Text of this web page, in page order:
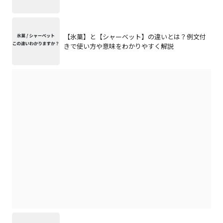
【氷菓】と【シャーベット】の違いとは？例文付
きで使い方や意味をわかりやすく解説